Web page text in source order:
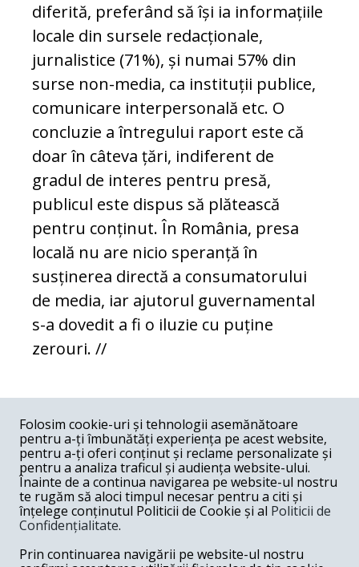
diferită, preferând să își ia informațiile
locale din sursele redacționale,
jurnalistice (71%), și numai 57% din
surse non-media, ca instituții publice,
comunicare interpersonală etc. O
concluzie a întregului raport este că
doar în câteva țări, indiferent de
gradul de interes pentru presă,
publicul este dispus să plătească
pentru conținut. În România, presa
locală nu are nicio speranță în
susținerea directă a consumatorului
de media, iar ajutorul guvernamental
s-a dovedit a fi o iluzie cu puține
zerouri. //
COMENTARII
Nume
Email
Folosim cookie-uri și tehnologii asemănătoare
pentru a-ți îmbunătăți experiența pe acest website,
pentru a-ți oferi conținut și reclame personalizate și
pentru a analiza traficul și audiența website-ului.
Înainte de a continua navigarea pe website-ul nostru
te rugăm să aloci timpul necesar pentru a citi și
înțelege conținutul Politicii de Cookie și al Politicii de
Confidențialitate.
Prin continuarea navigării pe website-ul nostru